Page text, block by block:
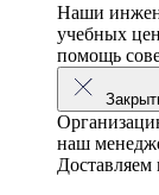
Наши
учебных
помощь
наш